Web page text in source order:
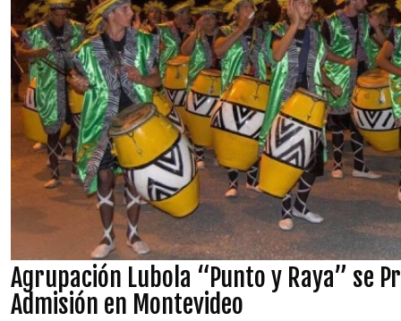
Agrupación Lubola “Punto y Raya” se
Admisión en Montevideo